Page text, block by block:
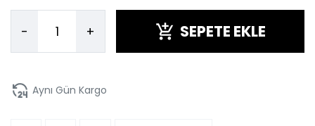
- + SEPETE EKLE
Aynı Gün Kargo